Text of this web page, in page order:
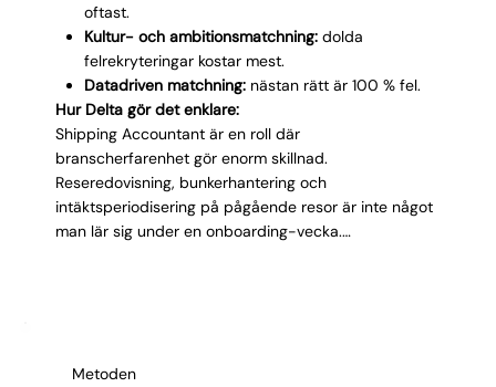
oftast.
Kultur- och ambitionsmatchning:dolda
felrekryteringar kostar mest.
Datadriven matchning:nästan rätt är 100 % fel.
Hur Delta gör det enklare:
Shipping Accountant är en roll där
branscherfarenhet gör enorm skillnad.
Reseredovisning, bunkerhantering och
intäktsperiodisering på pågående resor är inte något
man lär sig under en onboarding-vecka.
redovisningsdjup och kulturfit stämmer innan
Metoden